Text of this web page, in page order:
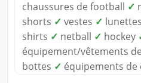
chaussures de football ✓
shorts ✓ vestes ✓
shirts ✓ netball ✓ hockey
équipement/vêtements
bottes ✓ équipements de